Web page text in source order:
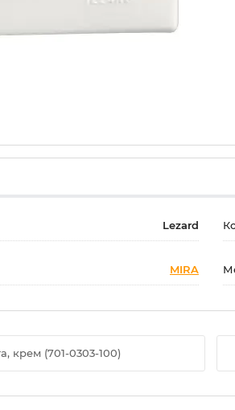
Lezard
MIRA
крем (701-0303-100)